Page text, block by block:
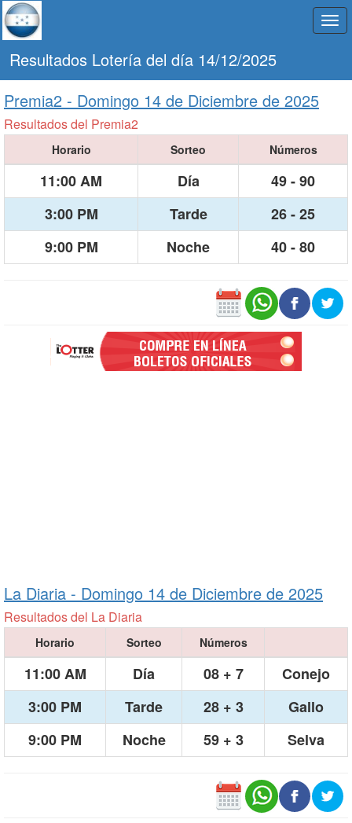
Resultados Lotería del día 14/12/2025
Premia2 - Domingo 14 de Diciembre de 2025
Resultados del Premia2
Horario Sorteo Números
11:00 AM Día
49 - 90
3:00 PM
Tarde
26 - 25
9:00 PM
Noche 40 - 80
La Diaria - Domingo 14 de Diciembre de 2025
Resultados del La Diaria
Horario Sorteo Números
11:00 AM Día 08 + 7
Conejo
3:00 PM
Tarde 28 + 3
Gallo
9:00 PM
Noche 59 + 3 Selva